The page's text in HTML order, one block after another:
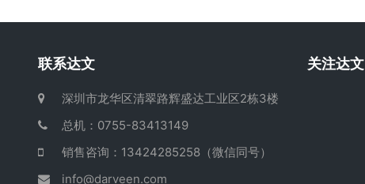
联系达文
深圳市龙华区清翠路辉盛达工业区2栋3楼
总机：0755-83413149
销售咨询：13424285258（微信同号）
info@darveen.com
关注达文